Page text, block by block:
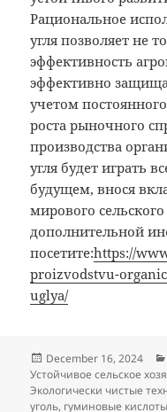
Рациональное
угля позволяет не
эффективность
эффективно
учетом
роста рыночного
производства
угля будет играть
будущем, внося
мирового
дополнительной
посетите:https://
proizvodstvu-
uglya/
Posted
on
December 16, 2024
Устойчивое сельское
Экологически чистые
уголь, гуминовые кислоты